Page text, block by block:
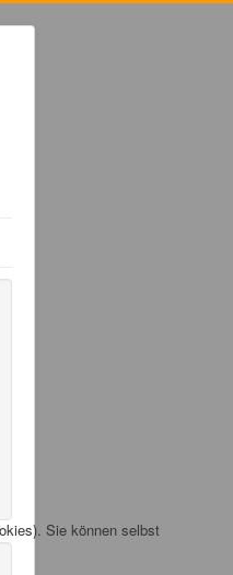
Sie können selbst